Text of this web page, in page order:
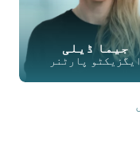
جیما ڈیلی
ایگزیکٹو پارٹنر
LINKEDIN